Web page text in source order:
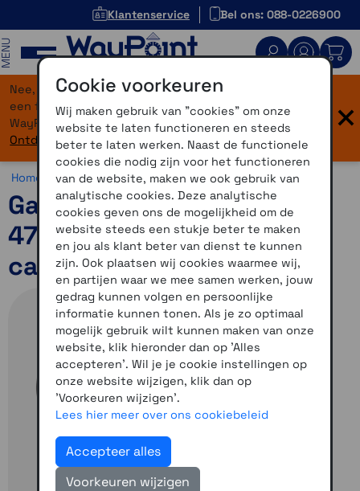
Klantenservice Bel ons: 088-0226900
Nee, je bent niet verdwaald! Onze website heeft
een flinke upgrade gekregen. Dezelfde vertrouwde
WayPoint-service, maar dan in een modern jasje.
Ontdek hier wat er allemaal nieuw is.
×
Home >Horloges >Avontuur > Garmin Fenix 8 Pro
Garmin Fenix 8 Pro LTE
47mm AMOLED Sapphire
carbon gray - leren band
Cookie voorkeuren
Wij maken gebruik van "cookies" om onze
website te laten functioneren en steeds
beter te laten werken. Naast de functionele
cookies die nodig zijn voor het functioneren
van de website, maken we ook gebruik van
analytische cookies. Deze analytische
cookies geven ons de mogelijkheid om de
website steeds een stukje beter te maken
en jou als klant beter van dienst te kunnen
zijn. Ook plaatsen wij cookies waarmee wij,
en partijen waar we mee samen werken, jouw
gedrag kunnen volgen en persoonlijke
informatie kunnen tonen. Als je zo optimaal
mogelijk gebruik wilt kunnen maken van onze
website, klik hieronder dan op 'Alles
accepteren'. Wil je je cookie instellingen op
onze website wijzigen, klik dan op
'Voorkeuren wijzigen'.
Lees hier meer over ons cookiebeleid
Accepteer alles
Voorkeuren wijzigen